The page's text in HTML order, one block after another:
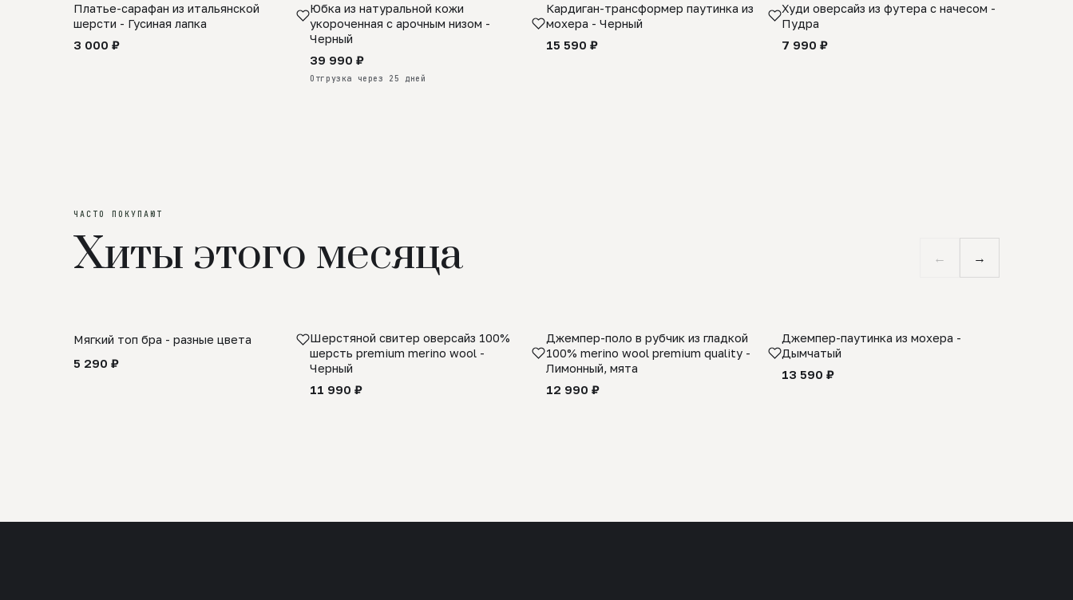
SALE
Платье-сарафан из итальянской
шерсти - Гусиная лапка
3 000 ₽
ПРЕДЗАКАЗ
Юбка из натуральной кожи
укороченная с арочным низом -
Черный
39 990 ₽
Отгрузка через 25 дней
Кардиган-трансформер паутинка из
мохера - Черный
15 590 ₽
Худи оверсайз из футера с начесом -
Пудра
7 990 ₽
ЧАСТО ПОКУПАЮТ
Хиты этого месяца ← →
Мягкий топ бра - разные цвета
5 290 ₽
Шерстяной свитер оверсайз 100%
шерсть premium merino wool -
Черный
11 990 ₽
Джемпер-поло в рубчик из гладкой
100% merino wool premium quality -
Лимонный, мята
12 990 ₽
Джемпер-паутинка из мохера -
Дымчатый
13 590 ₽